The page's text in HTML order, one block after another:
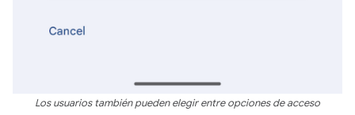
Los usuarios también pueden elegir entre opciones de acceso